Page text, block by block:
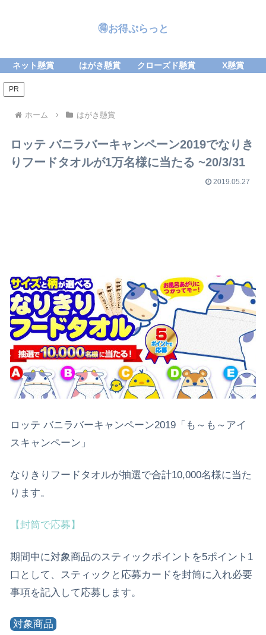
🉐お得ぷらっと
ネット懸賞 はがき懸賞 クローズド懸賞 X懸賞
PR
ホーム はがき懸賞
ロッテ バニラバーキャンペーン2019でなりき
りフードタオルが1万名様に当たる ~20/3/31
2019.05.27
ロッテ バニラバーキャンペーン2019「も～も～アイ
スキャンペーン」
なりきりフードタオルが抽選で合計10,000名様に当た
ります。
【封筒で応募】
期間中に対象商品のスティックポイントを5ポイント1
口として、スティックと応募カードを封筒に入れ必要
事項を記入して応募します。
対象商品